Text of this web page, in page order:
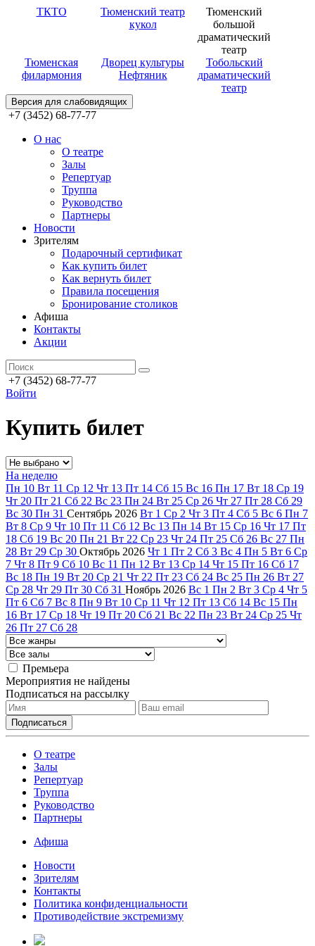
ТКТО
Тюменский театр
кукол
Тюменский
большой
драматический
театр
Тюменская
филармония
Дворец культуры
Нефтяник
Тобольский
драматический
театр
Версия для слабовидящих
+7 (3452) 68-77-77
О нас
О театре
Залы
Репертуар
Труппа
Руководство
Партнеры
Новости
Зрителям
Подарочный сертификат
Как купить билет
Как вернуть билет
Правила посещения
Бронирование столиков
Афиша
Контакты
Акции
+7 (3452) 68-77-77
Войти
Купить билет
На неделю
Пн 10 Вт 11 Ср 12 Чт 13 Пт 14 Сб 15 Вс 16 Пн 17 Вт 18 Ср 19
Чт 20 Пт 21 Сб 22 Вс 23 Пн 24 Вт 25 Ср 26 Чт 27 Пт 28 Сб 29
Вс 30 Пн 31 Сентябрь 2026 Вт 1 Ср 2 Чт 3 Пт 4 Сб 5 Вс 6 Пн 7
Вт 8 Ср 9 Чт 10 Пт 11 Сб 12 Вс 13 Пн 14 Вт 15 Ср 16 Чт 17 Пт
18 Сб 19 Вс 20 Пн 21 Вт 22 Ср 23 Чт 24 Пт 25 Сб 26 Вс 27 Пн
28 Вт 29 Ср 30 Октябрь 2026 Чт 1 Пт 2 Сб 3 Вс 4 Пн 5 Вт 6 Ср
7 Чт 8 Пт 9 Сб 10 Вс 11 Пн 12 Вт 13 Ср 14 Чт 15 Пт 16 Сб 17
Вс 18 Пн 19 Вт 20 Ср 21 Чт 22 Пт 23 Сб 24 Вс 25 Пн 26 Вт 27
Ср 28 Чт 29 Пт 30 Сб 31 Ноябрь 2026 Вс 1 Пн 2 Вт 3 Ср 4 Чт 5
Пт 6 Сб 7 Вс 8 Пн 9 Вт 10 Ср 11 Чт 12 Пт 13 Сб 14 Вс 15 Пн
16 Вт 17 Ср 18 Чт 19 Пт 20 Сб 21 Вс 22 Пн 23 Вт 24 Ср 25 Чт
26 Пт 27 Сб 28
Премьера
Мероприятия не найдены
Подписаться на рассылку
О театре
Залы
Репертуар
Труппа
Руководство
Партнеры
Афиша
Новости
Зрителям
Контакты
Политика конфиденциальности
Противодействие экстремизму